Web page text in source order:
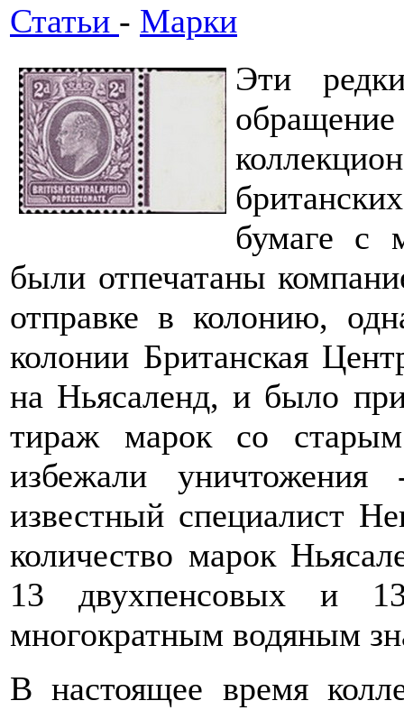
Статьи - Марки
Эти
бумаге с
были отпечатаны
отправке в колонию,
колонии Британская
на Ньясаленд, и было
тираж марок со
избежали
известный специалист
количество марок
13 двухпенсовых и
многократным водяным
В настоящее время